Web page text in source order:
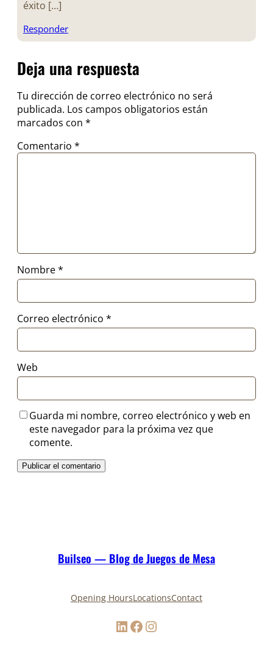
éxito […]
Responder
Deja una respuesta
Tu dirección de correo electrónico no será
publicada. Los campos obligatorios están
marcados con *
Comentario *
Nombre*
Correo electrónico *
Web
Guarda mi nombre, correo electrónico y web en
este navegador para la próxima vez que
comente.
Builseo — Blog de Juegos de Mesa
Opening HoursLocationsContact
LinkedIn Facebook Instagram